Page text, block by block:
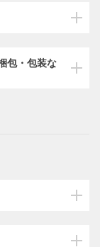
包・包装な